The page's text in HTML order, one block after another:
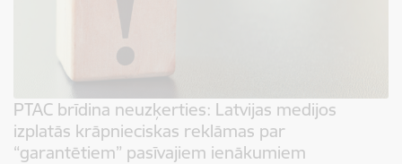
PTAC brīdina neuzķerties: Latvijas medijos
izplatās krāpnieciskas reklāmas par
“garantētiem” pasīvajiem ienākumiem